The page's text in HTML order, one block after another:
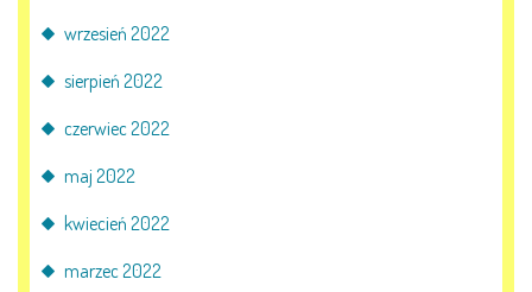
wrzesień 2022
sierpień 2022
czerwiec 2022
maj 2022
kwiecień 2022
marzec 2022